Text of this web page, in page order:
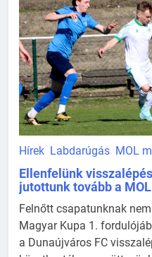
Hírek Labdarúgás MOL
Ellenfelünk
jutottunk tovább a
Felnőtt csapatunknak
Magyar Kupa 1.
a Dunaújváros FC